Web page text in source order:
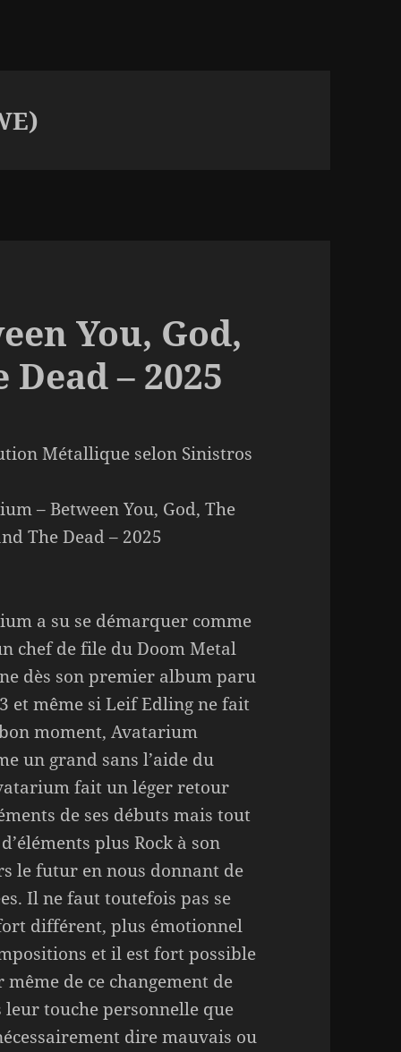
You, God,
– 2025
Métallique selon Sinistros
– Between You, God, The
The Dead – 2025
a su se démarquer comme
chef de file du Doom Metal
dès son premier album paru
et même si Leif Edling ne fait
moment, Avatarium
un grand sans l’aide du
fait un léger retour
de ses débuts mais tout
plus Rock à son
le futur en nous donnant de
Il ne faut toutefois pas se
différent, plus émotionnel
et il est fort possible
de ce changement de
touche personnelle que
dire mauvais ou